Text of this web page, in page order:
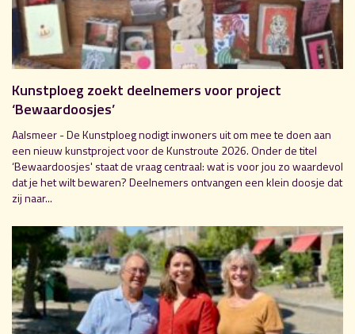
Kunstploeg zoekt deelnemers voor project
‘Bewaardoosjes’
Aalsmeer - De Kunstploeg nodigt inwoners uit om mee te doen aan
een nieuw kunstproject voor de Kunstroute 2026. Onder de titel
‘Bewaardoosjes' staat de vraag centraal: wat is voor jou zo waardevol
dat je het wilt bewaren? Deelnemers ontvangen een klein doosje dat
zij naar...